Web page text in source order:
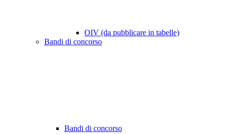
OIV (da pubblicare in tabelle)
Bandi di concorso
Bandi di concorso